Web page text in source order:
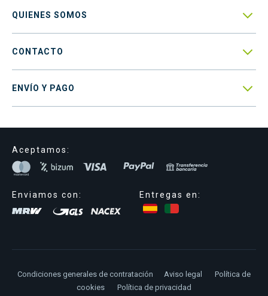
QUIENES SOMOS 
CONTACTO 
ENVÍO Y PAGO 
Aceptamos:
Enviamos con: Entregas en:
Condiciones generales de contratación Aviso legal
Política de
cookies
Política de privacidad